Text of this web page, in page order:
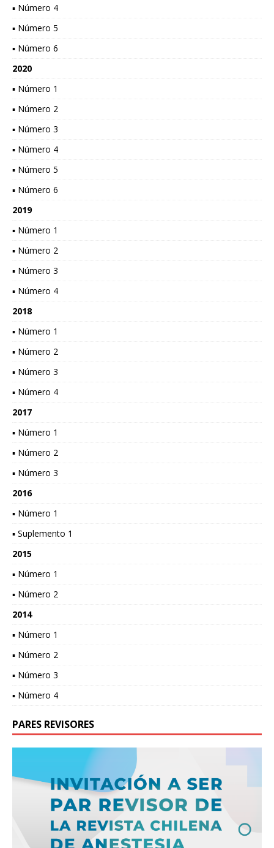
▪ Número 4
▪ Número 5
▪ Número 6
2020
▪ Número 1
▪ Número 2
▪ Número 3
▪ Número 4
▪ Número 5
▪ Número 6
2019
▪ Número 1
▪ Número 2
▪ Número 3
▪ Número 4
2018
▪ Número 1
▪ Número 2
▪ Número 3
▪ Número 4
2017
▪ Número 1
▪ Número 2
▪ Número 3
2016
▪ Número 1
▪ Suplemento 1
2015
▪ Número 1
▪ Número 2
2014
▪ Número 1
▪ Número 2
▪ Número 3
▪ Número 4
PARES REVISORES